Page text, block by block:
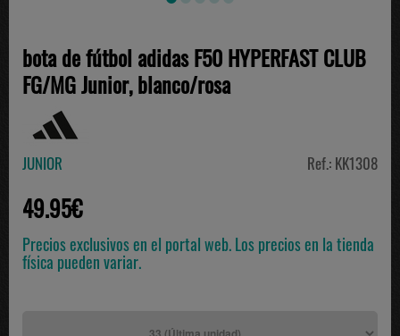
bota de fútbol adidas F50 HYPERFAST CLUB
FG/MG Junior, blanco/rosa
JUNIOR Ref.: KK1308
49.95€
Precios exclusivos en el portal web. Los precios en la tienda
física pueden variar.